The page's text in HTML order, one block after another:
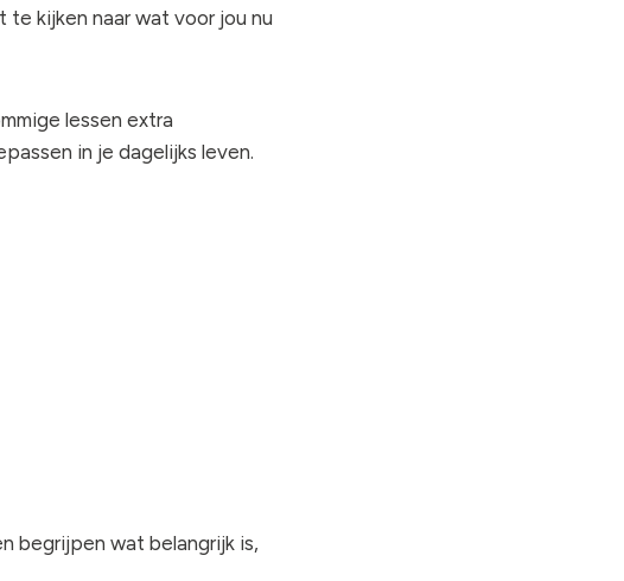
te kijken naar wat voor jou nu
lessen extra
in je dagelijks leven.
begrijpen wat belangrijk is,